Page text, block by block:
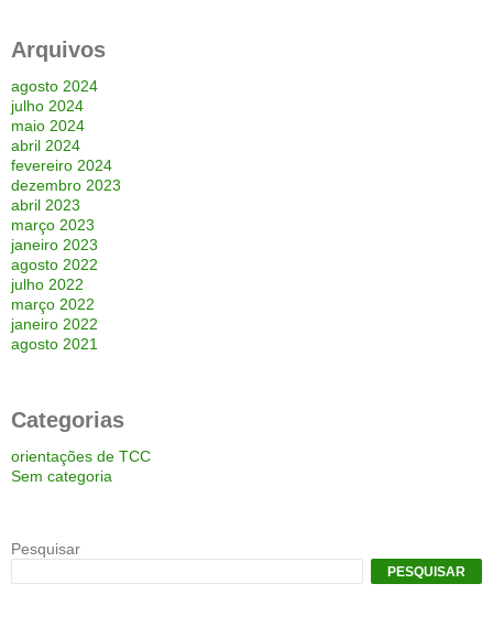
Arquivos
agosto 2024
julho 2024
maio 2024
abril 2024
fevereiro 2024
dezembro 2023
abril 2023
março 2023
janeiro 2023
agosto 2022
julho 2022
março 2022
janeiro 2022
agosto 2021
Categorias
orientações de TCC
Sem categoria
Pesquisar
PESQUISAR